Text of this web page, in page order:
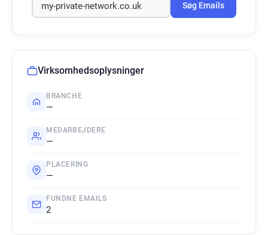
Søg Emails
Virksomhedsoplysninger
BRANCHE
—
MEDARBEJDERE
—
PLACERING
—
FUNDNE EMAILS
2